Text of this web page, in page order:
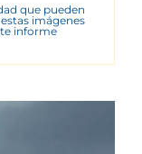
que pueden
imágenes
informe